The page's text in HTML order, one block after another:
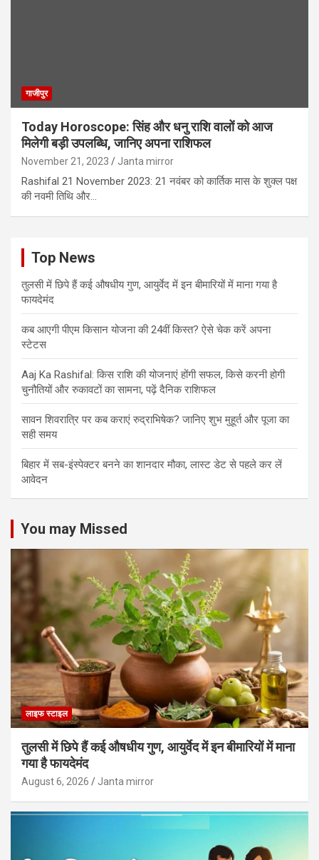
गाजीपुर
Today Horoscope: सिंह और धनु राशि वालों को आज
मिलेगी बड़ी उपलब्धि, जानिए अपना राशिफल
November 21, 2023 Janta mirror
Rashifal 21 November 2023: 21 नवंबर को कार्तिक मास के शुक्ल पक्ष
की नवमी तिथि और…
Top News
तुलसी में छिपे हैं कई औषधीय गुण, आयुर्वेद में इन बीमारियों में माना गया है
फायदेमंद
कब आएगी पीएम किसान योजना की 24वीं किस्त? ऐसे चेक करें अपना
स्टेटस
Aaj Ka Rashifal: किस राशि की योजनाएं होंगी सफल, किसे करनी होगी
चुनौतियों और रुकावटों का सामना, पढ़ें दैनिक राशिफल
सावन शिवरात्रि पर कब कराएं रुद्राभिषेक? जानिए शुभ मुहूर्त और पूजा का
सही समय
बिहार में सब-इंस्पेक्टर बनने का शानदार मौका, लास्ट डेट से पहले कर लें
आवेदन
You may Missed
लाइफ स्टाइल
तुलसी में छिपे हैं कई औषधीय गुण, आयुर्वेद में इन बीमारियों में माना
गया है फायदेमंद
August 6, 2026 Janta mirror